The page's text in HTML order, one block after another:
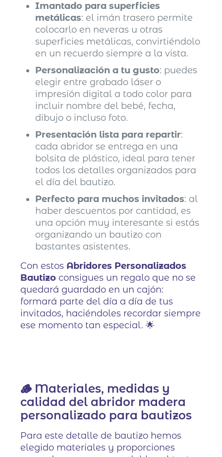
Imantado para superficies
metálicas: el imán trasero permite
colocarlo en neveras u otras
superficies metálicas, convirtiéndolo
en un recuerdo siempre a la vista.
Personalización a tu gusto: puedes
elegir entre grabado láser o
impresión digital a todo color para
incluir nombre del bebé, fecha,
dibujo o incluso foto.
Presentación lista para repartir:
cada abridor se entrega en una
bolsita de plástico, ideal para tener
todos los detalles organizados para
el día del bautizo.
Perfecto para muchos invitados: al
haber descuentos por cantidad, es
una opción muy interesante si estás
organizando un bautizo con
bastantes asistentes.
Con estos Abridores Personalizados
Bautizo consigues un regalo que no se
quedará guardado en un cajón:
formará parte del día a día de tus
invitados, haciéndoles recordar siempre
ese momento tan especial. 🌟
🪵 Materiales, medidas y
calidad del abridor madera
personalizado para bautizos
Para este detalle de bautizo hemos
elegido materiales y proporciones